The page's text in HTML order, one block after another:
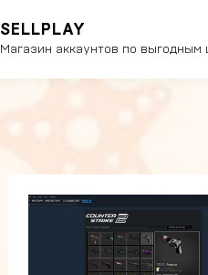
SELLPLAY
Магазин аккаунтов по выгодным